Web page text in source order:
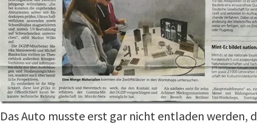
Das Auto musste erst gar nicht entladen werden,